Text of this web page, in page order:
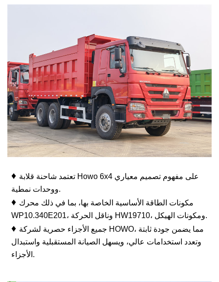
♦ تعتمد شاحنة قلابة Howo 6x4 على مفهوم تصميم معياري
ووحدات نمطية.
♦ مكونات الطاقة الأساسية الخاصة بها، بما في ذلك محرك
WP10.340E201، وناقل الحركة HW19710، ومكونات الهيكل.
♦ جميع الأجزاء حصرية لشركة HOWO، مما يضمن جودة ثابتة
وتعدد استخدامات عالي، ويسهل الصيانة المستقبلية واستبدال
الأجزاء.